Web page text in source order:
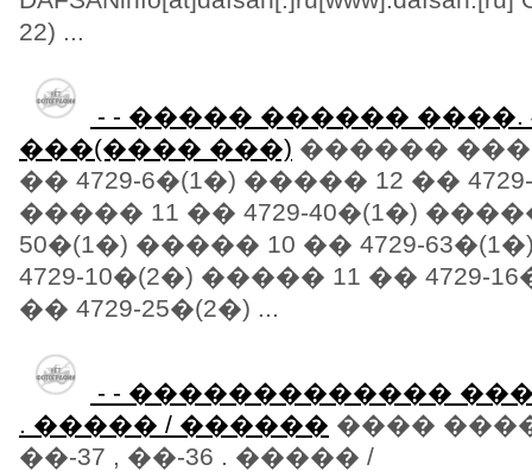
22) ...
- - ����� ������ ����.
���(���� ���) ������
�� 4729-6�(1�) ����� 12 ��
����� 11 �� 4729-40�(1�)
50�(1�) ����� 10 �� 4729-
4729-10�(2�) ����� 11 �� 4729-
�� 4729-25�(2�) ...
- - ������������� ����
. ����� / ������ ����
��-37 , ��-36 . ����� /